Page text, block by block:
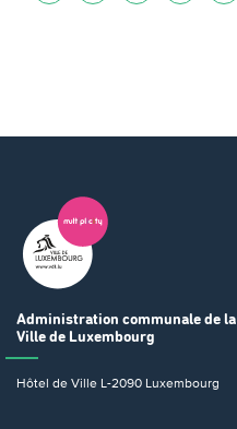
Administration communale de la
Ville de Luxembourg
Hôtel de Ville L-2090 Luxembourg